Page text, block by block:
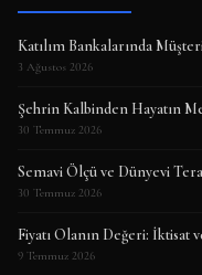
Katılım Bankalarında
3 Ağustos 2026
Şehrin Kalbinden Hayatın
30 Temmuz 2026
Semavi Ölçü ve Dünyevi
30 Temmuz 2026
Fiyatı Olanın Değeri: İktisat
9 Temmuz 2026